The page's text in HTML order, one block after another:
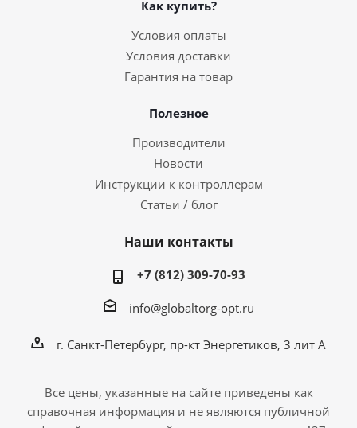
Как купить?
Условия оплаты
Условия доставки
Гарантия на товар
Полезное
Производители
Новости
Инструкции к контроллерам
Статьи / блог
Наши контакты
+7 (812) 309-70-93
info@globaltorg-opt.ru
г. Санкт-Петербург, пр-кт Энергетиков, 3 лит А
Все цены, указанные на сайте приведены как
справочная информация и не являются публичной